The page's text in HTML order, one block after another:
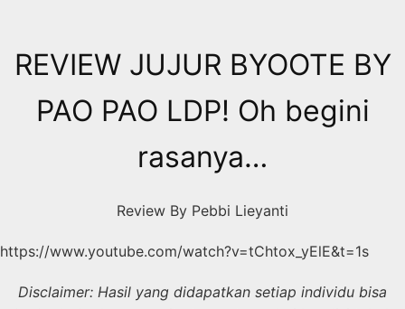
content
REVIEW JUJUR BYOOTE BY
PAO PAO LDP! Oh begini
rasanya…
Review By Pebbi Lieyanti
https://www.youtube.com/watch?v=tChtox_yElE&t=1s
Disclaimer: Hasil yang didapatkan setiap individu bisa